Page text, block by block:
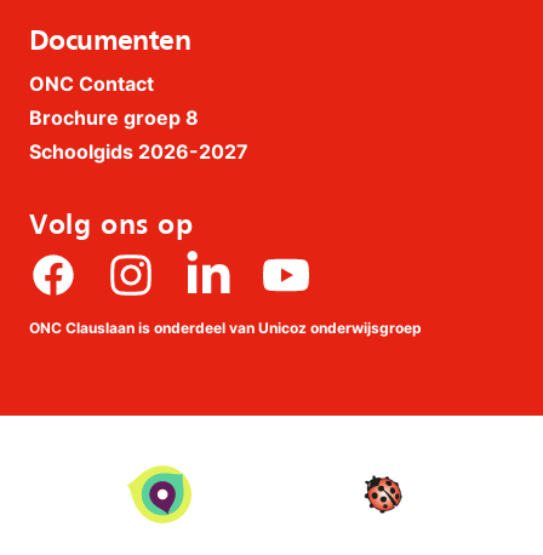
Documenten
ONC Contact
Brochure groep 8
Schoolgids 2026-2027
Volg ons op
FacebookInstagramlinkedinYoutube
ONC Clauslaan is onderdeel van Unicoz onderwijsgroep